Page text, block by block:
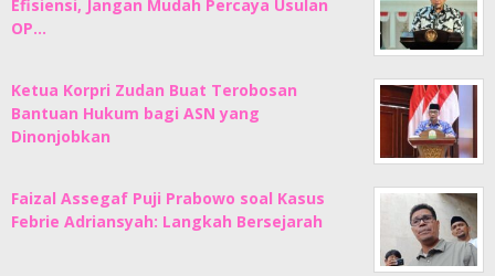
Efisiensi, Jangan Mudah Percaya Usulan
OP…
Ketua Korpri Zudan Buat Terobosan
Bantuan Hukum bagi ASN yang
Dinonjobkan
Faizal Assegaf Puji Prabowo soal Kasus
Febrie Adriansyah: Langkah Bersejarah